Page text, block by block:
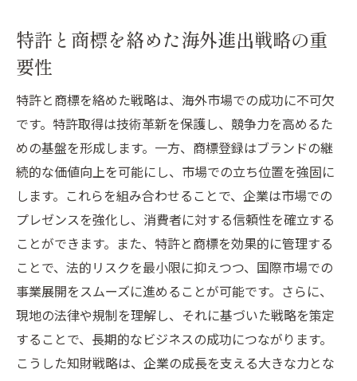
海外市場での地位確立のための戦略的知財
特許と商標を駆使したグローバル展開の秘
訣
特許と商標を絡めた海外進出戦略の重
要性
特許と商標を絡めた戦略は、海外市場での成功に不可欠
です。特許取得は技術革新を保護し、競争力を高めるた
めの基盤を形成します。一方、商標登録はブランドの継
続的な価値向上を可能にし、市場での立ち位置を強固に
します。これらを組み合わせることで、企業は市場での
プレゼンスを強化し、消費者に対する信頼性を確立する
ことができます。また、特許と商標を効果的に管理する
ことで、法的リスクを最小限に抑えつつ、国際市場での
事業展開をスムーズに進めることが可能です。さらに、
現地の法律や規制を理解し、それに基づいた戦略を策定
することで、長期的なビジネスの成功につながります。
こうした知財戦略は、企業の成長を支える大きな力とな